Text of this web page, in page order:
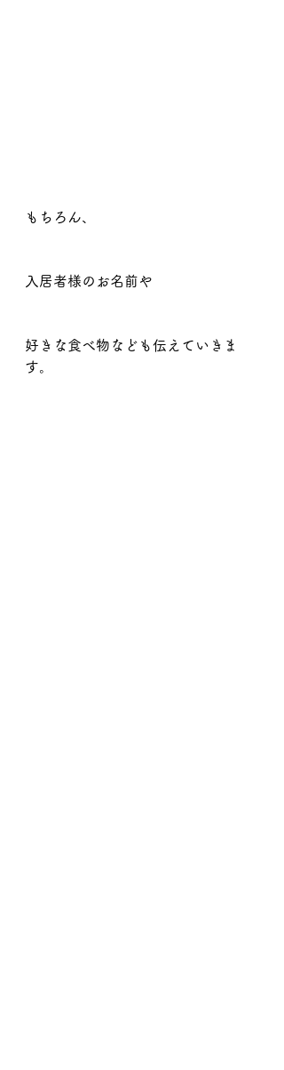
もちろん、
入居者様のお名前や
好きな食べ物なども伝えていきま
す。